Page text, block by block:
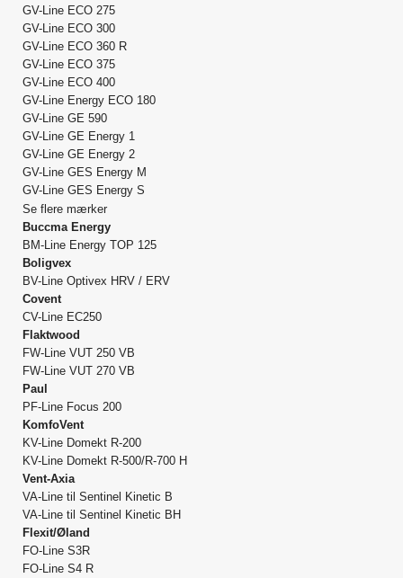
GV-Line ECO 275
GV-Line ECO 300
GV-Line ECO 360 R
GV-Line ECO 375
GV-Line ECO 400
GV-Line Energy ECO 180
GV-Line GE 590
GV-Line GE Energy 1
GV-Line GE Energy 2
GV-Line GES Energy M
GV-Line GES Energy S
Se flere mærker
Buccma Energy
BM-Line Energy TOP 125
Boligvex
BV-Line Optivex HRV / ERV
Covent
CV-Line EC250
Flaktwood
FW-Line VUT 250 VB
FW-Line VUT 270 VB
Paul
PF-Line Focus 200
KomfoVent
KV-Line Domekt R-200
KV-Line Domekt R-500/R-700 H
Vent-Axia
VA-Line til Sentinel Kinetic B
VA-Line til Sentinel Kinetic BH
Flexit/Øland
FO-Line S3R
FO-Line S4 R